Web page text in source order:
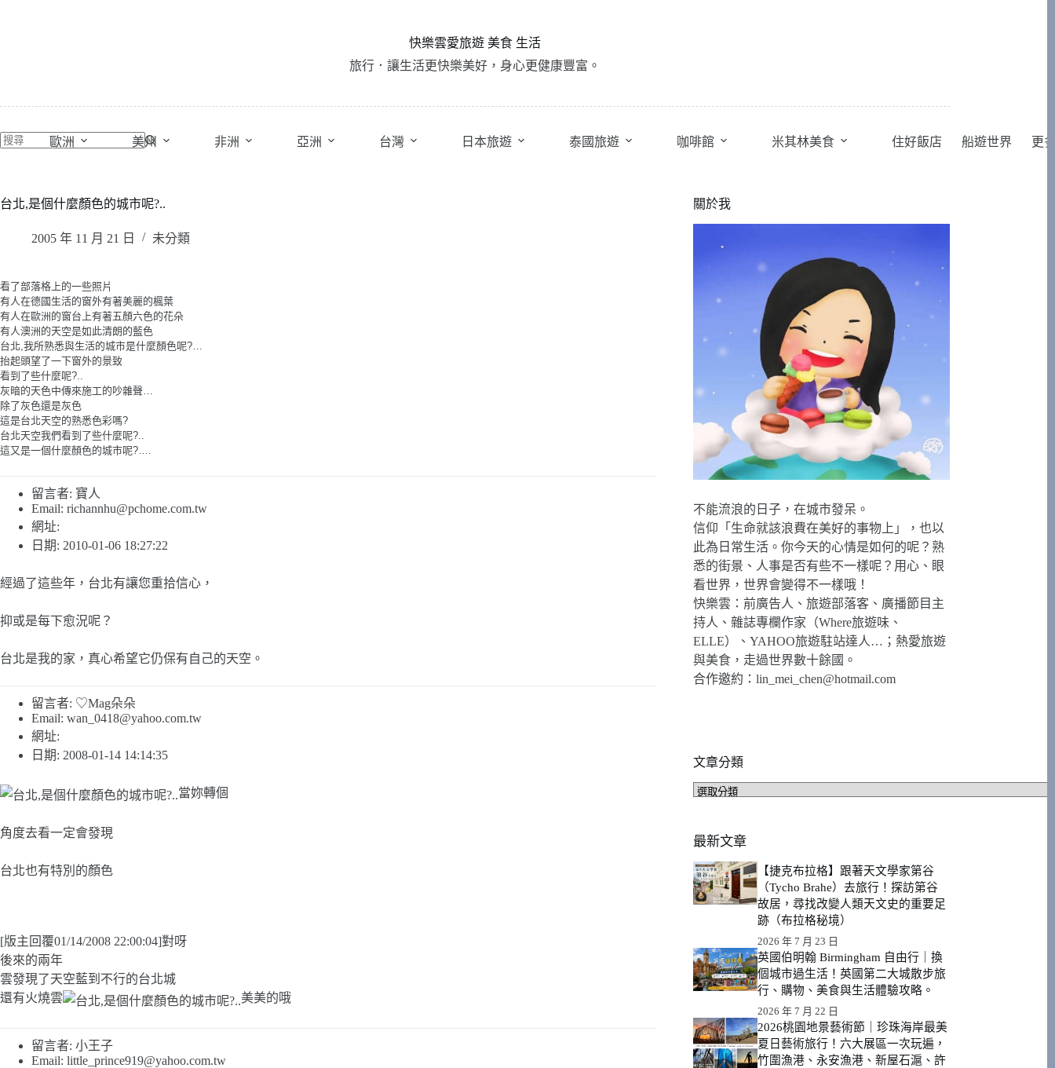
容
快樂雲愛旅遊 美食 生活
旅行．讓生活更快樂美好，身心更健康豐富。
歐洲 美州 非洲 亞洲 台灣 日本旅遊 泰國旅遊 咖啡館 米其林美食 住好飯店 船遊世界 更
台北,是個什麼顏色的城市呢?..
2005 年 11 月 21 日 未分類
看了部落格上的一些照片
有人在德國生活的窗外有著美麗的楓葉
有人在歐洲的窗台上有著五顏六色的花朵
有人澳洲的天空是如此清朗的藍色
台北,我所熟悉與生活的城市是什麼顏色呢?…
抬起頭望了一下窗外的景致
看到了些什麼呢?..
灰暗的天色中傳來施工的吵雜聲…
除了灰色還是灰色
這是台北天空的熟悉色彩嗎?
台北天空我們看到了些什麼呢?..
這又是一個什麼顏色的城市呢?….
留言者: 寶人
Email: richannhu@pchome.com.tw
網址:
日期: 2010-01-06 18:27:22
經過了這些年，台北有讓您重拾信心，
抑或是每下愈況呢？
台北是我的家，真心希望它仍保有自己的天空。
留言者: ♡Mag朵朵
Email: wan_0418@yahoo.com.tw
網址:
日期: 2008-01-14 14:14:35
當妳轉個
角度去看一定會發現
台北也有特別的顏色
[版主回覆01/14/2008 22:00:04]對呀
後來的兩年
雲發現了天空藍到不行的台北城
還有火燒雲
美美的哦
留言者: 小王子
Email: little_prince919@yahoo.com.tw
關於我
不能流浪的日子，在城市發呆。
信仰「生命就該浪費在美好的事物上」，也以
此為日常生活。你今天的心情是如何的呢？熟
悉的街景、人事是否有些不一樣呢？用心、眼
看世界，世界會變得不一樣哦！
快樂雲：前廣告人、旅遊部落客、廣播節目主
持人、雜誌專欄作家（Where旅遊味、
ELLE）、YAHOO旅遊駐站達人…；熱愛旅遊
與美食，走過世界數十餘國。
合作邀約：lin_mei_chen@hotmail.com
文章分類
文
類
最新文章
【捷克布拉格】跟著天文學家第谷
（Tycho Brahe）去旅行！探訪第谷
故居，尋找改變人類天文史的重要足
跡（布拉格秘境）
2026 年 7 月 23 日
英國伯明翰 Birmingham 自由行｜換
個城市過生活！英國第二大城散步旅
行、購物、美食與生活體驗攻略。
2026 年 7 月 22 日
2026桃園地景藝術節｜珍珠海岸最美
夏日藝術旅行！六大展區一次玩遍，
竹圍漁港、永安漁港、新屋石滬、許